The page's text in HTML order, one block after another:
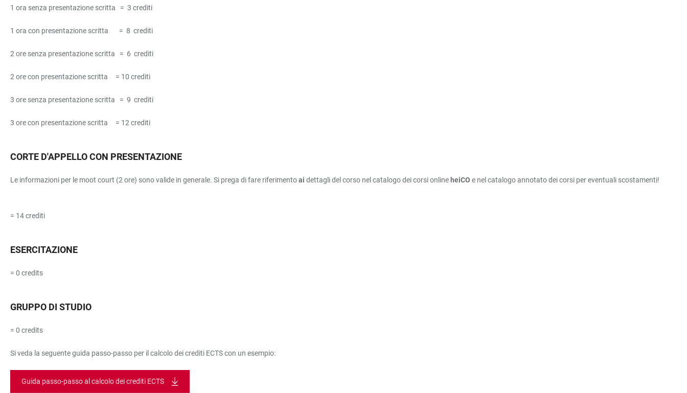
1 ora senza presentazione scritta = 3 crediti
1 ora con presentazione scritta = 8 crediti
2 ore senza presentazione scritta = 6 crediti
2 ore con presentazione scritta = 10 crediti
3 ore senza presentazione scritta = 9 crediti
3 ore con presentazione scritta = 12 crediti
CORTE D'APPELLO CON PRESENTAZIONE
Le informazioni per le moot court (2 ore) sono valide in generale. Si prega di fare riferimentoai dettagli del corso nel catalogo dei corsi online heiCO e nel catalogo annotato dei corsi per eventuali scostamenti!
= 14 crediti
ESERCITAZIONE
= 0 credits
GRUPPO DI STUDIO
= 0 credits
Si veda la seguente guida passo-passo per il calcolo dei crediti ECTS con un esempio:
Guida passo-passo al calcolo dei crediti ECTS